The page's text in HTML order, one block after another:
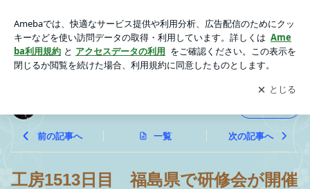
研修企画工房すくすく日記
アプリをダウンロードして ブログの更新通知
を受け取りまし
ょう。
開く
前の記事へ 一覧 次の記事へ
工房1513日目 福島県で研修会が開催